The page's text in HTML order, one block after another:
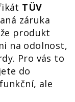
TÜV
záruka
produkt
na odolnost,
Pro vás to
do
ale